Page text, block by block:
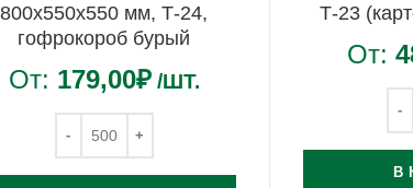
800х550х550 мм, Т-24,
гофрокороб бурый
От: 179,00₽ /ШТ.
Т-23
От:
В